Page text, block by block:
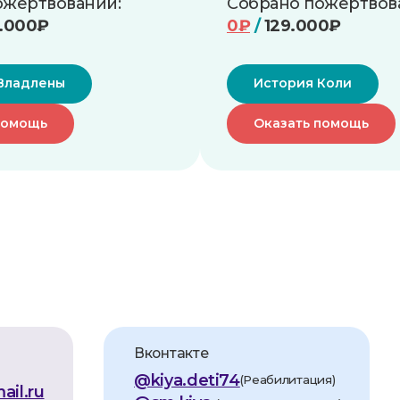
0₽ /129.000₽
История Коли
Оказать помощь
помещ.1